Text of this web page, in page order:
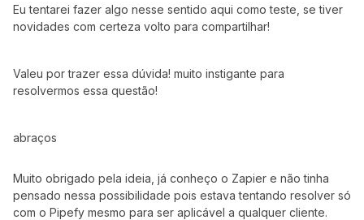
Eu tentarei fazer algo nesse sentido aqui como teste, se tiver
novidades com certeza volto para compartilhar!
Valeu por trazer essa dúvida! muito instigante para
resolvermos essa questão!
abraços
Muito obrigado pela ideia, já conheço o Zapier e não tinha
pensado nessa possibilidade pois estava tentando resolver só
com o Pipefy mesmo para ser aplicável a qualquer cliente.